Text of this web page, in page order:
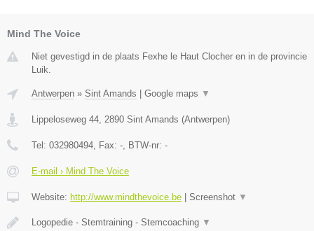
Mind The Voice
Niet gevestigd in de plaats Fexhe le Haut Clocher en in de provincie
Luik.
Antwerpen » Sint Amands | Google maps ▼
Lippeloseweg 44 2890 Sint Amands (Antwerpen)
Tel: 032980494 , Fax: - , BTW-nr: -
E-mail › Mind The Voice
Website: http://www.mindthevoice.be | Screenshot ▼
Logopedie - Stemtraining - Stemcoaching ▼